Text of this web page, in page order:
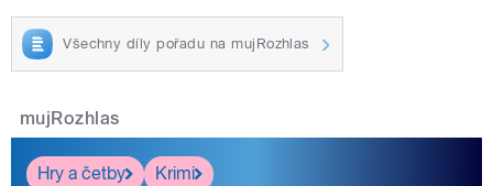
Všechny díly pořadu na mujRozhlas
mujRozhlas
Hry a četby
Krimi